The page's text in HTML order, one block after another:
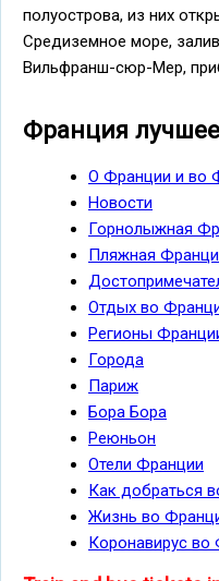
полуострова, из них
Средиземное море,
Вильфранш-сюр-Мер,
Франция лучшее
О Франции и во
Новости
Горнолыжная
Пляжная
Отдых во
Регионы
Города
Париж
Бора Бора
Реюньон
Отели Франции
Как добраться
Жизнь во
Коронавирус во